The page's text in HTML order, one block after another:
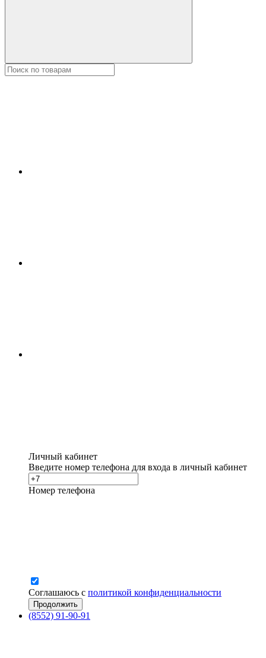
Личный кабинет
Введите номер телефона для входа в личный кабинет
Номер телефона
Соглашаюсь с политикой конфиденциальности
(8552) 91-90-91